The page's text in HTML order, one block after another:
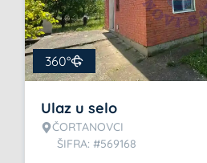
360°
Ulaz u selo
ČORTANOVCI
ŠIFRA: #569168